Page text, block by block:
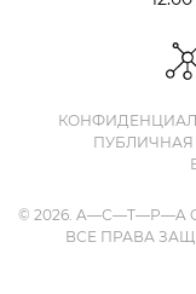
ПУБЛИЧНАЯ
© 2026. A—С—T—Р—A
ВСЕ ПРАВА